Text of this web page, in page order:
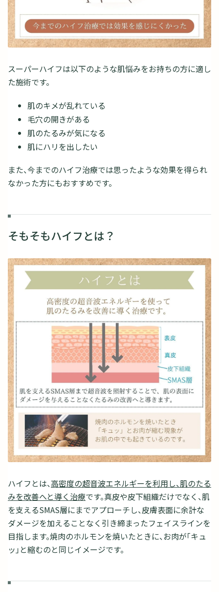
スーパーハイフは以下のような肌悩みをお持ちの方に適し
た施術です。
肌のキメが乱れている
毛穴の開きがある
肌のたるみが気になる
肌にハリを出したい
また、今までのハイフ治療では思ったような効果を得られ
なかった方にもおすすめです。
そもそもハイフとは？
ハイフとは、高密度の超音波エネルギーを利用し、肌のたる
みを改善へと導く治療です。真皮や皮下組織だけでなく、肌
を支えるSMAS層にまでアプローチし、皮膚表面に余計な
ダメージを加えることなく引き締まったフェイスラインを
目指します。焼肉のホルモンを焼いたときに、お肉が「キュ
ッ」と縮むのと同じイメージです。